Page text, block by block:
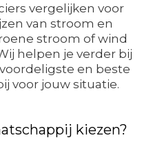
vergelijken voor
van stroom en
stroom of wind
helpen je verder bij
en beste
voor jouw situatie.
kiezen?